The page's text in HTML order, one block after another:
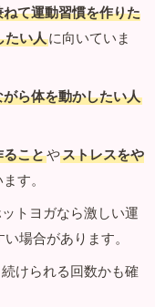
て運動習慣を作りた
たい人に向いていま
ら体を動かしたい人
ることやストレスをや
す。
トヨガなら激しい運
い場合があります。
けられる回数かも確